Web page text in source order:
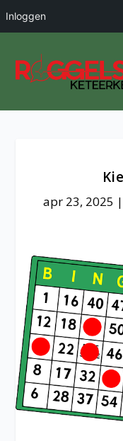
Inloggen
apr 23, 2025 |